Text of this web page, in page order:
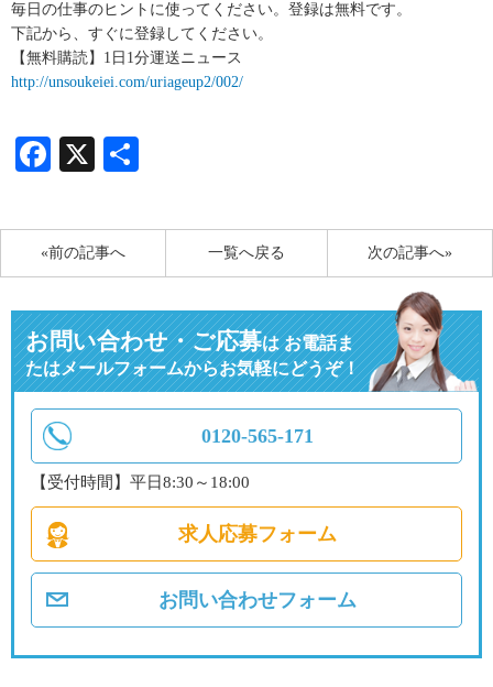
毎日の仕事のヒントに使ってください。登録は無料です。
下記から、すぐに登録してください。
【無料購読】1日1分運送ニュース
http://unsoukeiei.com/uriageup2/002/
Facebook
X
«前の記事へ 次の記事へ»
一覧へ戻る
お問い合わせ・ご応募はお電話ま
たはメールフォームからお気軽にどうぞ！
0120-565-171
【受付時間】平日8:30～18:00
求人応募フォーム
お問い合わせフォーム